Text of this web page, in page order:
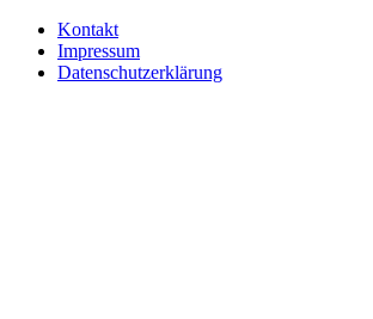
Kontakt
Impressum
Datenschutzerklärung